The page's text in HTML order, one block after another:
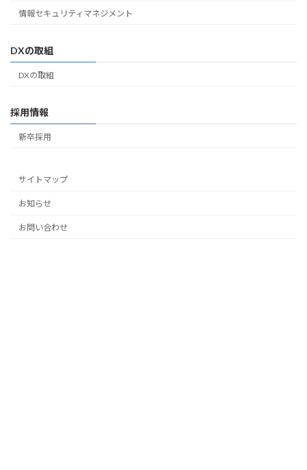
情報セキュリティマネジメント
DXの取組
DXの取組
採用情報
新卒採用
サイトマップ
お知らせ
お問い合わせ